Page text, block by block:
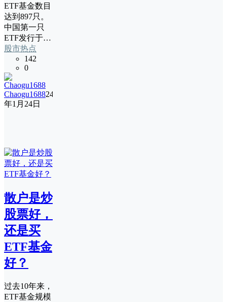
ETF基金数目
达到897只。
中国第一只
ETF发行于…
股市热点
142
0
Chaogu168824
年1月24日
散户是炒
股票好，
还是买
ETF基金
好？
过去10年来，
ETF基金规模